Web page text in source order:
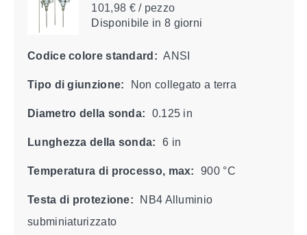
101,98 € / pezzo
Disponibile in 8 giorni
Codice colore standard: ANSI
Tipo di giunzione: Non collegato a terra
Diametro della sonda: 0.125 in
Lunghezza della sonda: 6 in
Temperatura di processo, max: 900 °C
Testa di protezione:
NB4 Alluminio
subminiaturizzato